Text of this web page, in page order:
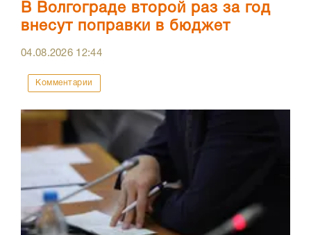
В Волгограде второй раз за год
внесут поправки в бюджет
04.08.2026 12:44
Комментарии